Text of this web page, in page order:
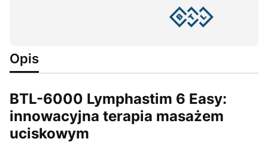
Opis
BTL-6000 Lymphastim 6 Easy:
innowacyjna terapia masażem
uciskowym